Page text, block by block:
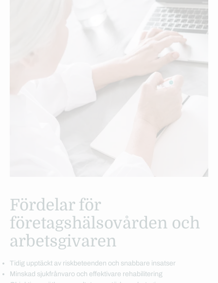
Fördelar för
företagshälsovården och
arbetsgivaren
Tidig upptäckt av riskbeteenden och snabbare insatser
Minskad sjukfrånvaro och effektivare rehabilitering